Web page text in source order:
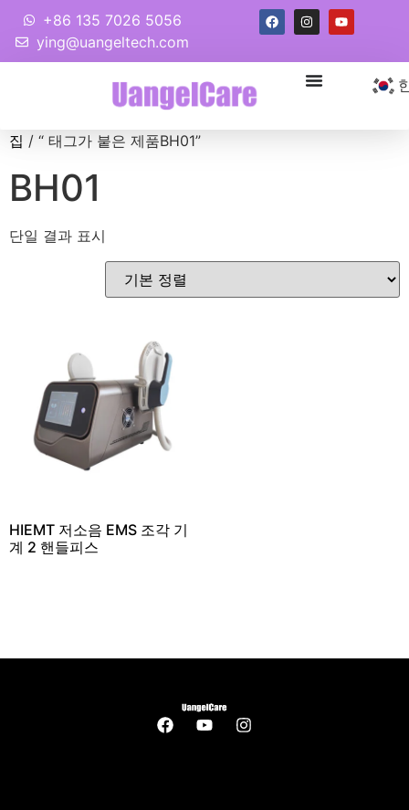
+86 135 7026 5056
ying@uangeltech.com
집 / “ 태그가 붙은 제품BH01”
BH01
단일 결과 표시
HIEMT 저소음 EMS 조각 기
계 2 핸들피스